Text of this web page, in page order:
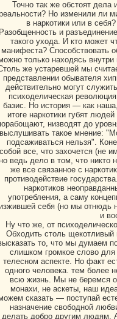
Точно так же обстоят
Но изменили ли
в наркотики или в
Разобщенность и
такого ухода. И кто может
манифеста? Способствовать
только находясь
же устаревшей мы
представлении обывателя
действительно могут
психоделическая
базис. Но история — как
итоге наркотики губят
низводят до
выслушивать такое мнение:
подсаживаться нельзя".
собой все, что захочется (не
но ведь дело в том, что никто
же все связанное с
противодействие
наркотиков
употребления, а саму
изжившей себя (но мы отнюдь
и
Ну что же, от
Обходить столь
то, что мы думаем
слишком громкое слово для
телесном аспекте. Но факт
одного человека. тем более
всю жизнь. Мы не беремся
монахи, не аскеты, наш
сказать — поступай
назначение свободной
делать добро другим людям.